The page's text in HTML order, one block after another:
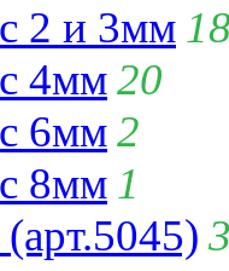
2 и 3мм
4мм20
6мм2
8мм 1